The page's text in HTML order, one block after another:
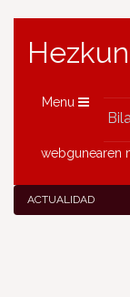
Menu
webgunearen
ACTUALIDAD